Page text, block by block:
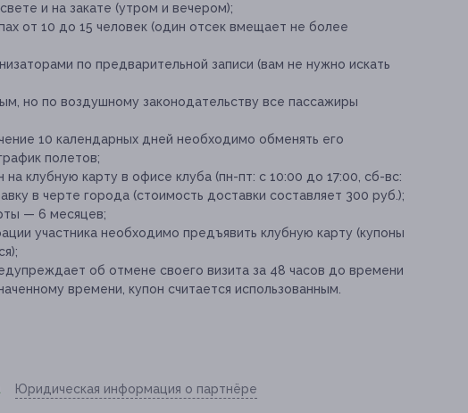
и на закате (утром и вечером);
от 10 до 15 человек (один отсек вмещает не более
по предварительной записи (вам не нужно искать
но по воздушному законодательству все пассажиры
10 календарных дней необходимо обменять его
полетов;
клубную карту в офисе клуба (пн-пт: с 10:00 до 17:00, сб-вс:
в черте города (стоимость доставки составляет 300 руб.);
— 6 месяцев;
участника необходимо предъявить клубную карту (купоны
об отмене своего визита за 48 часов до времени
времени, купон считается использованным.
Юридическая информация о партнёре